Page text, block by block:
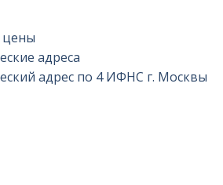
цены
адреса
адрес по 4 ИФНС г. Москвы